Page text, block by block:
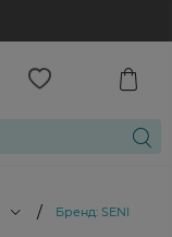
/ Бренд: SENI